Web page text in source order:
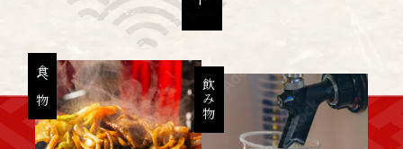
食べ物 飲み物